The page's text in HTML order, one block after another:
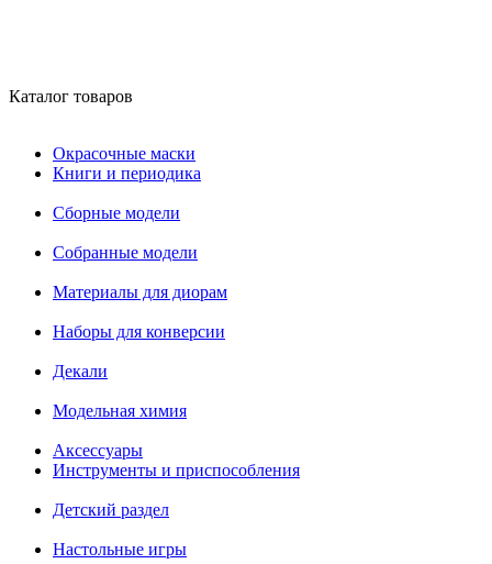
Каталог товаров
Окрасочные маски
Книги и периодика
Сборные модели
Собранные модели
Материалы для диорам
Наборы для конверсии
Декали
Модельная химия
Аксессуары
Инструменты и приспособления
Детский раздел
Настольные игры